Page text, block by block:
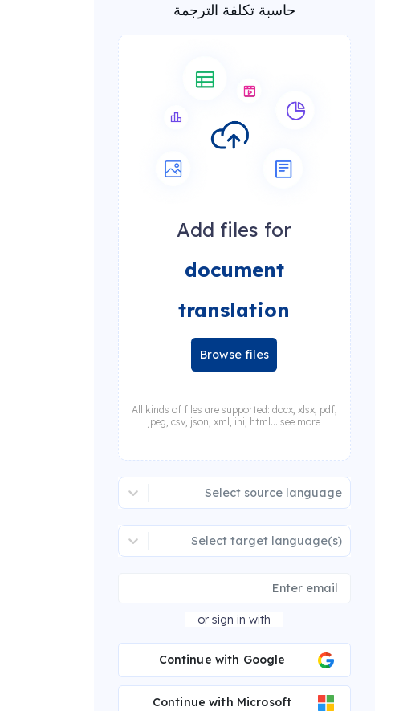
حاسبة تكلفة الترجمة
Add files for
document
translation
Browse files
All kinds of files are supported: docx, xlsx, pdf,
jpeg, csv, json, xml, ini, html... see more
Select source language
Select target language(s)
or sign in with
Continue with Google
Continue with Microsoft